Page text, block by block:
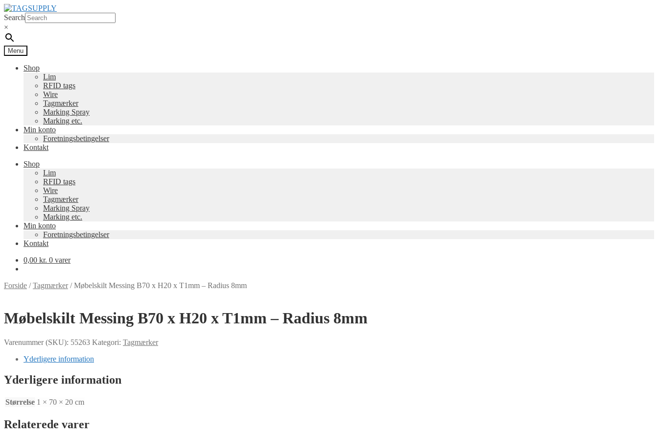
Spring
til
navigation
Spring
til
indhold
Search
×
Menu
Shop
Lim
RFID tags
Wire
Tagmærker
Marking Spray
Marking etc.
Min konto
Foretningsbetingelser
Kontakt
Shop
Lim
RFID tags
Wire
Tagmærker
Marking Spray
Marking etc.
Min konto
Foretningsbetingelser
Kontakt
0,00 kr. 0 varer
Forside /Tagmærker/Møbelskilt Messing B70 x H20 x T1mm – Radius 8mm
Møbelskilt Messing B70 x H20 x T1mm – Radius 8mm
Varenummer (SKU): 55263 Kategori: Tagmærker
Yderligere information
Yderligere information
Størrelse 1 × 70 × 20 cm
Relaterede varer